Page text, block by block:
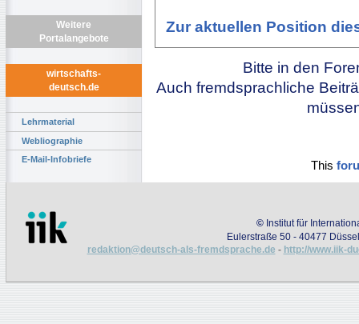
Weitere
Portalangebote
wirtschafts-
deutsch.de
Lehrmaterial
Webliographie
E-Mail-Infobriefe
Zur aktuellen Position
Bitte in den
Auch fremdsprachliche
This
© Institut für
Eulerstraße 50 - 40477
redaktion@deutsch-als-fremdsprache.de - http://www.iik-